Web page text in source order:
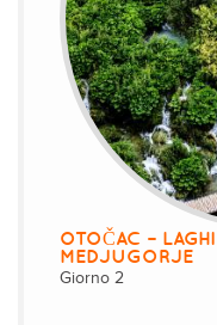
OTOČAC –
MEDJUGORJE
Giorno 2